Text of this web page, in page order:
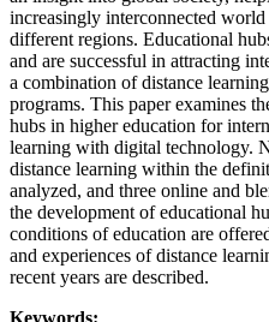
increasingly interconnected
different regions. Educational
and are successful in attracting
a combination of distance
programs. This paper examines
hubs in higher education for
learning with digital technology.
distance learning within the
analyzed, and three online and
the development of educational
conditions of education are
and experiences of distance
recent years are described.